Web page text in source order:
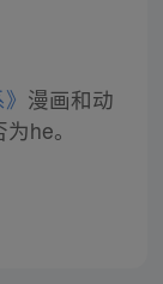
漫画和动
he。